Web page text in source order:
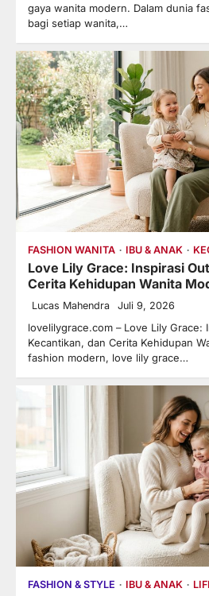
gaya wanita modern. Dalam dunia
bagi setiap wanita,…
FASHION WANITA IBU & ANAK
Love Lily Grace: Inspirasi
Cerita Kehidupan Wanita
Lucas Mahendra Juli 9, 2026
lovelilygrace.com – Love Lily Grace:
Kecantikan, dan Cerita Kehidupan
fashion modern, love lily grace…
FASHION & STYLE IBU & ANAK